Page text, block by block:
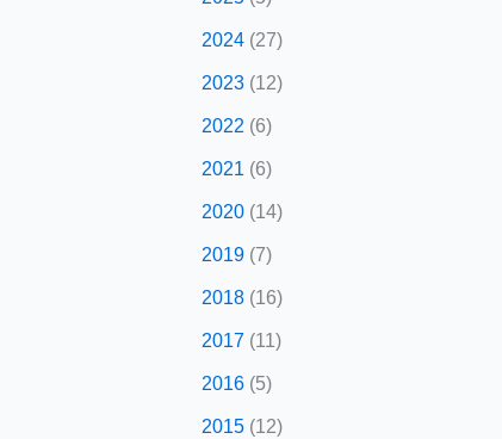
2024 (27)
2023 (12)
2022 (6)
2021 (6)
2020 (14)
2019 (7)
2018 (16)
2017 (11)
2016 (5)
2015 (12)